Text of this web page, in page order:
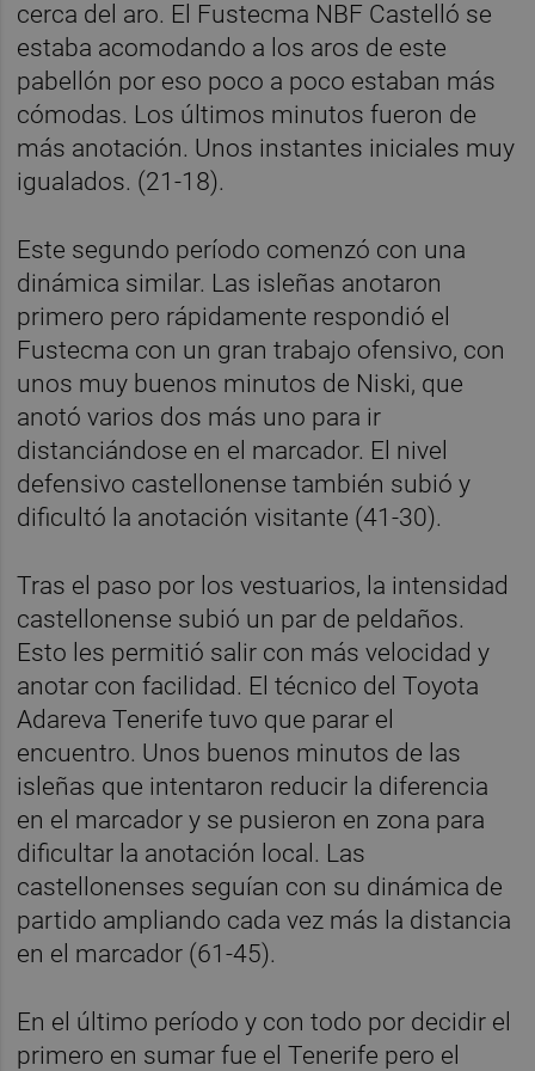
cerca del aro. El Fustecma NBF Castelló se
estaba acomodando a los aros de este
pabellón por eso poco a poco estaban más
cómodas. Los últimos minutos fueron de
más anotación. Unos instantes iniciales muy
igualados. (21-18).
Este segundo período comenzó con una
dinámica similar. Las isleñas anotaron
primero pero rápidamente respondió el
Fustecma con un gran trabajo ofensivo, con
unos muy buenos minutos de Niski, que
anotó varios dos más uno para ir
distanciándose en el marcador. El nivel
defensivo castellonense también subió y
dificultó la anotación visitante (41-30).
Tras el paso por los vestuarios, la intensidad
castellonense subió un par de peldaños.
Esto les permitió salir con más velocidad y
anotar con facilidad. El técnico del Toyota
Adareva Tenerife tuvo que parar el
encuentro. Unos buenos minutos de las
isleñas que intentaron reducir la diferencia
en el marcador y se pusieron en zona para
dificultar la anotación local. Las
castellonenses seguían con su dinámica de
partido ampliando cada vez más la distancia
en el marcador (61-45).
En el último período y con todo por decidir el
primero en sumar fue el Tenerife pero el